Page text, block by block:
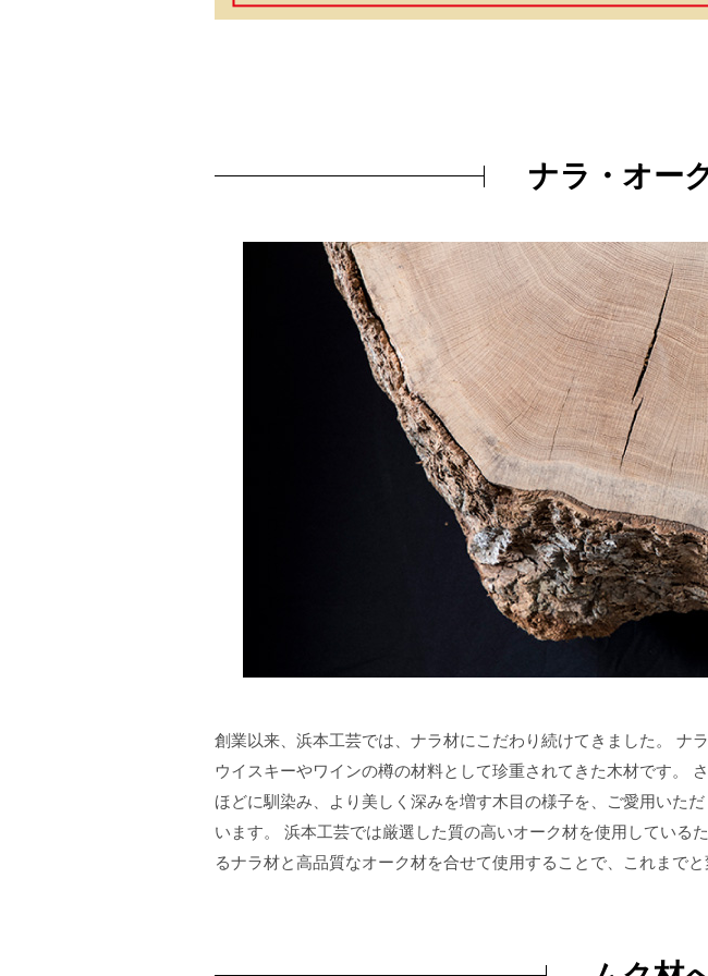
ナラ・オー
創業以来、浜本工芸では、ナラ材にこだわり続けてきました。 ナ
ウイスキーやワインの樽の材料として珍重されてきた木材です。
ほどに馴染み、より美しく深みを増す木目の様子を、ご愛用いた
います。 浜本工芸では厳選した質の高いオーク材を使用している
るナラ材と高品質なオーク材を合せて使用することで、これまで